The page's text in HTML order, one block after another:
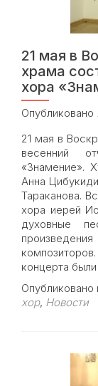
21 мая в
храма
хора
Опубликовано
21 мая в
весенний
«Знамение».
Анна
Тараканова.
хора иерей
духовные
концерта
Опубликовано
хор, Новости